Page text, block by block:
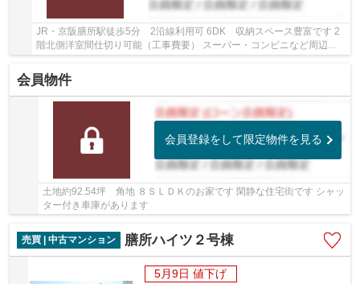
JR・京阪膳所駅徒歩5分 2沿線利用可 6DK 収納スペース豊富です 2
階北側洋室間仕切り可能（工事費要） スーパー・コンビニなど周辺環
境充実しています
会員物件
会員登録をして限定物件を見る
土地約92.54坪 角地 ８ＳＬＤＫのお家です 閑静な住宅街です シャッ
ター付き車庫があります
売買 | 中古マンション 膳所ハイツ２号棟
5月9日 値下げ